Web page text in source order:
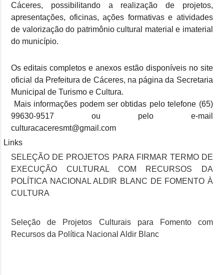
Cáceres, possibilitando a realização de projetos,
apresentações, oficinas, ações formativas e atividades
de valorização do patrimônio cultural material e imaterial
do município.
Os editais completos e anexos estão disponíveis no site
oficial da Prefeitura de Cáceres, na página da Secretaria
Municipal de Turismo e Cultura.
Mais informações podem ser obtidas pelo telefone (65)
99630-9517 ou pelo e-mail
culturacaceresmt@gmail.com
Links
SELEÇÃO DE PROJETOS PARA FIRMAR TERMO DE
EXECUÇÃO CULTURAL COM RECURSOS DA
POLÍTICA NACIONAL ALDIR BLANC DE FOMENTO À
CULTURA
Seleção de Projetos Culturais para Fomento com
Recursos da Política Nacional Aldir Blanc